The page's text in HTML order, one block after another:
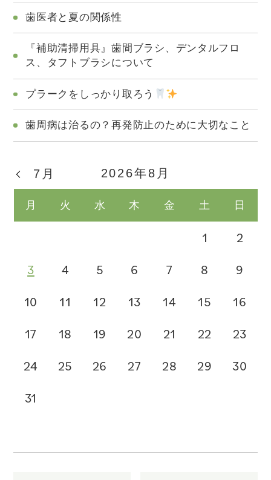
歯医者と夏の関係性
『補助清掃用具』歯間ブラシ、デンタルフロ
ス、タフトブラシについて
プラークをしっかり取ろう
歯周病は治るの？再発防止のために大切なこと
2026年8月
月 火 水 木 金 土 日
7月
1 2
3 4 5 6 7 8 9
10 11 12 13 14 15 16
17 18 19 20 21 22 23
24 25 26 27 28 29 30
31